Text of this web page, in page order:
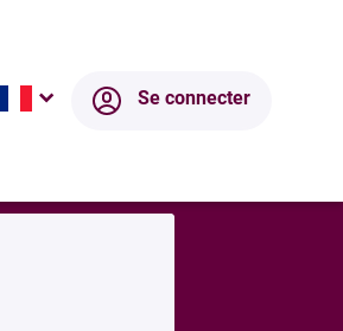
Se connecter